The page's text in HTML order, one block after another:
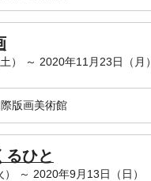
） ～ 2020年11月23日（月）
版画美術館
ひと
～ 2020年9月13日（日）